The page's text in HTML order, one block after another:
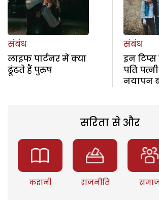
संबंध
लाइफ पार्टनर में क्या
ढूंढते हैं पुरुष
संबंध
इन
पति
नयापन
सरिता से और
कहानी राजनीति